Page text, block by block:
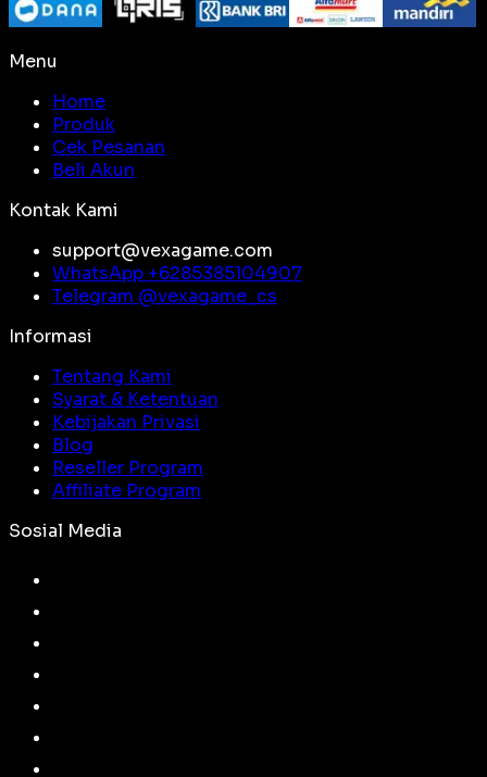
Menu
Home
Produk
Cek Pesanan
Beli Akun
Kontak Kami
support@vexagame.com
WhatsApp +6285385104907
Telegram @vexagame_cs
Informasi
Tentang Kami
Syarat & Ketentuan
Kebijakan Privasi
Blog
Reseller Program
Affiliate Program
Sosial Media